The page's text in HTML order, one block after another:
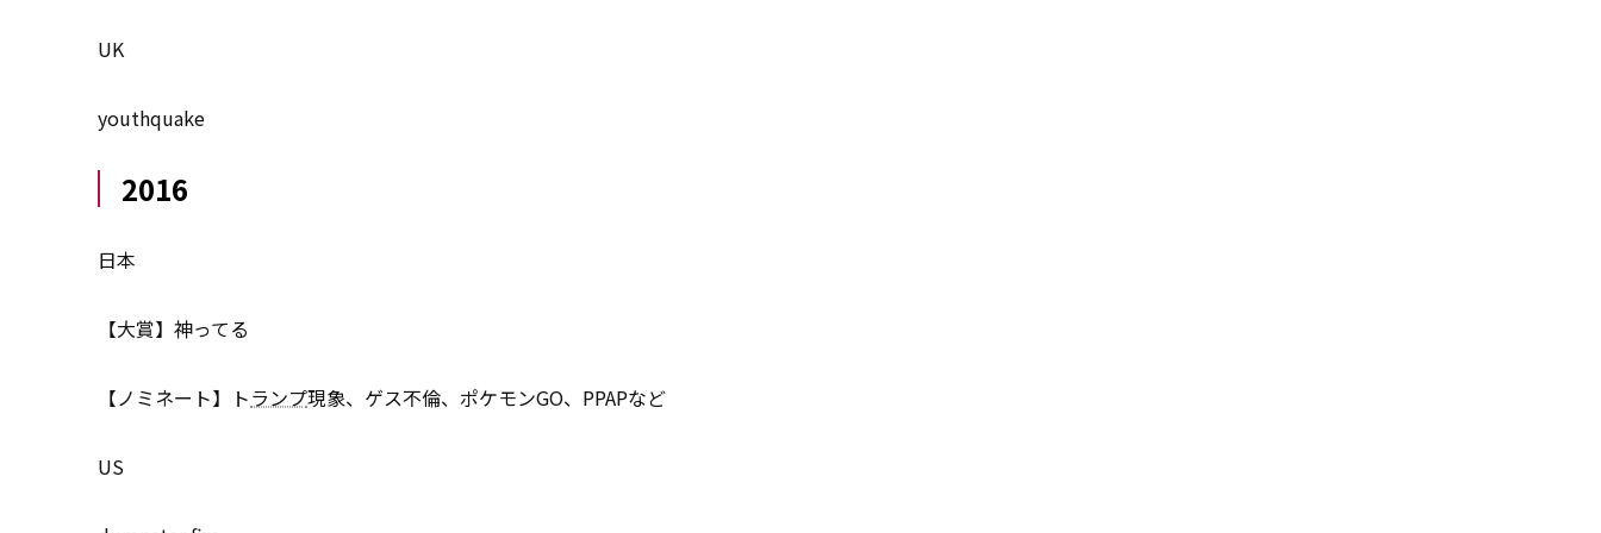
UK
youthquake
2016
日本
【大賞】神ってる
【ノミネート】トランプ現象、ゲス不倫、ポケモンGO、PPAPなど
US